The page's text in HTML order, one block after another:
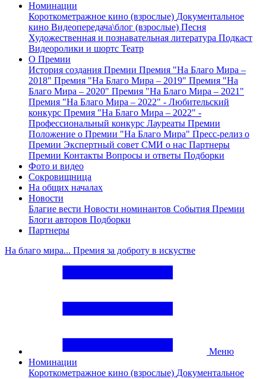
Номинации
Короткометражное кино (взрослые) Документальное
кино Видеопередача\блог (взрослые) Песня
Художественная и познавательная литература Подкаст
Видеоролики и шортс Театр
О Премии
История создания Премии Премия "На Благо Мира –
2018" Премия "На Благо Мира – 2019" Премия "На
Благо Мира – 2020" Премия "На Благо Мира – 2021"
Премия "На Благо Мира – 2022" - Любительский
конкурс Премия "На Благо Мира – 2022" -
Профессиональный конкурс Лауреаты Премии
Положение о Премии "На Благо Мира" Пресс-релиз о
Премии Экспертный совет СМИ о нас Партнеры
Премии Контакты Вопросы и ответы Подборки
Фото и видео
Сокровищница
На общих началах
Новости
Благие вести Новости номинантов События Премии
Блоги авторов Подборки
Партнеры
На благо мира... Премия за доброту в искустве
Меню
Номинации
Короткометражное кино (взрослые) Документальное